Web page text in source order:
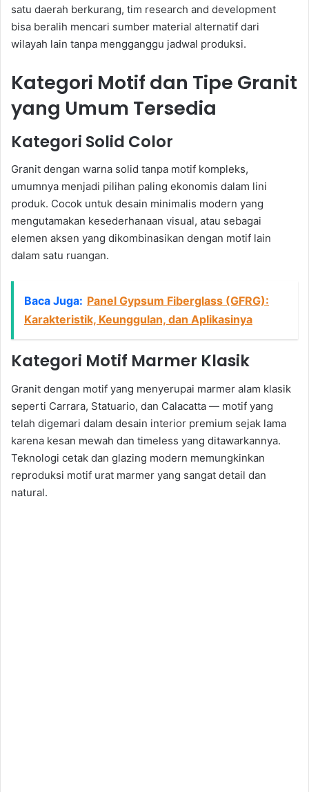
satu daerah berkurang, tim research and development
bisa beralih mencari sumber material alternatif dari
wilayah lain tanpa mengganggu jadwal produksi.
Kategori Motif dan Tipe Granit
yang Umum Tersedia
Kategori Solid Color
Granit dengan warna solid tanpa motif kompleks,
umumnya menjadi pilihan paling ekonomis dalam lini
produk. Cocok untuk desain minimalis modern yang
mengutamakan kesederhanaan visual, atau sebagai
elemen aksen yang dikombinasikan dengan motif lain
dalam satu ruangan.
Baca Juga: Panel Gypsum Fiberglass (GFRG):
Karakteristik, Keunggulan, dan Aplikasinya
Kategori Motif Marmer Klasik
Granit dengan motif yang menyerupai marmer alam klasik
seperti Carrara, Statuario, dan Calacatta — motif yang
telah digemari dalam desain interior premium sejak lama
karena kesan mewah dan timeless yang ditawarkannya.
Teknologi cetak dan glazing modern memungkinkan
reproduksi motif urat marmer yang sangat detail dan
natural.